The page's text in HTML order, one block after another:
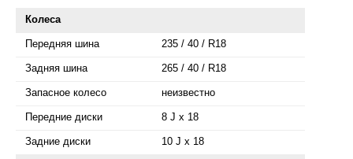
Колеса
Передняя шина 235 / 40 / R18
Задняя шина 265 / 40 / R18
Запасное колесо неизвестно
Передние диски 8 J x 18
Задние диски 10 J x 18